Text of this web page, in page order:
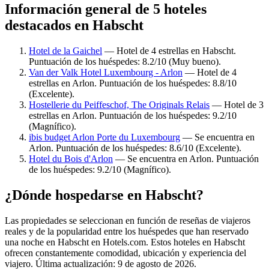
Información general de 5 hoteles
destacados en Habscht
Hotel de la Gaichel — Hotel de 4 estrellas en Habscht.
Puntuación de los huéspedes: 8.2/10 (Muy bueno).
Van der Valk Hotel Luxembourg - Arlon — Hotel de 4
estrellas en Arlon. Puntuación de los huéspedes: 8.8/10
(Excelente).
Hostellerie du Peiffeschof, The Originals Relais — Hotel de 3
estrellas en Arlon. Puntuación de los huéspedes: 9.2/10
(Magnífico).
ibis budget Arlon Porte du Luxembourg — Se encuentra en
Arlon. Puntuación de los huéspedes: 8.6/10 (Excelente).
Hotel du Bois d'Arlon — Se encuentra en Arlon. Puntuación
de los huéspedes: 9.2/10 (Magnífico).
¿Dónde hospedarse en Habscht?
Las propiedades se seleccionan en función de reseñas de viajeros
reales y de la popularidad entre los huéspedes que han reservado
una noche en Habscht en Hotels.com. Estos hoteles en Habscht
ofrecen constantemente comodidad, ubicación y experiencia del
viajero. Última actualización: 9 de agosto de 2026.